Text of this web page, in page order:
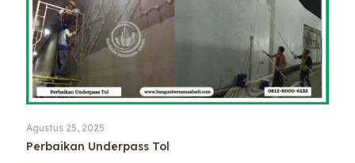
Agustus 25, 2025
Perbaikan Underpass Tol